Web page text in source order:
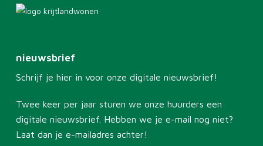
nieuwsbrief
Schrijf je hier in voor onze digitale nieuwsbrief!
Twee keer per jaar sturen we onze huurders een
digitale nieuwsbrief. Hebben we je e-mail nog niet?
Laat dan je e-mailadres achter!